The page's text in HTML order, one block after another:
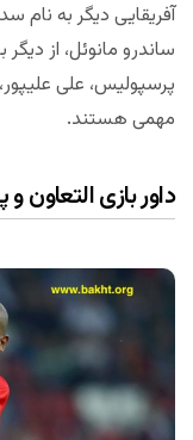
آفریقایی دیگر به نام
ساندرو مانوئل، از
پرسپولیس، علی
مهمی هستند.
داور بازی التعاون